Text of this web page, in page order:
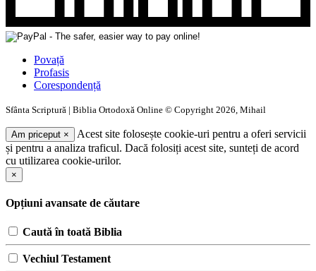
Povață
Profasis
Corespondență
Sfânta Scriptură | Biblia Ortodoxă Online © Copyright 2026, Mihail
Am priceput ×
Acest site folosește cookie-uri pentru a oferi servicii
și pentru a analiza traficul. Dacă folosiți acest site, sunteți de acord
cu utilizarea cookie-urilor.
×
Opțiuni avansate de căutare
Caută în toată Biblia
Vechiul Testament